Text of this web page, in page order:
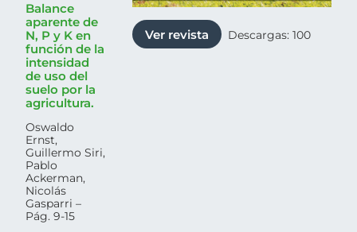
Balance
aparente de
N, P y K en
función de la
intensidad
de uso del
suelo por la
agricultura.
Oswaldo
Ernst,
Guillermo Siri,
Pablo
Ackerman,
Nicolás
Gasparri –
Pág. 9-15
Ver revista Descargas: 100